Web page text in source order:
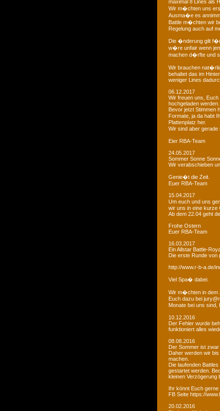
maximal 8 Lines als
Wir m�chten uns
Ausma�e es
Battle m�chten wir
Regelung auch auf
Die �nderung gilt f�r
w�re unfair wenn
machen d�rfte und
Wir brauchen
behaltet das im
weniger Lines
06.12.2017
Wir freuen uns,
hochgeladen werden.
Bevor jetzt Stimmen
Formate, ja da habt
Plattenplatz her.
Wir sind aber
Eier RBA-Team
24.05.2017
Sommer Sonne
Wir verabschieben
Genie�t die Zeit.
Euer RBA-Team
15.04.2017
Um euch und uns
wir uns in eine kurze
Ab dem 22.04 geht
Frohe Ostern
Euer RBA-Team
16.03.2017
Ein Allstar Battle-
Die erste Runde von
http://www.r-b-a.de/
Viel Spa� dabei.
Wir m�chten in dem
Euch dazu bei
Monate bei uns
10.12.2016
Der Fehler wurde
funktioniert alles
08.08.2016
Der Sommer ist
Daher werden wir
machen.
Die laufenden
gestartet werden.
kleinen Verzögerung
Ihr könnt Euch
FB Seite https://
20.02.2016